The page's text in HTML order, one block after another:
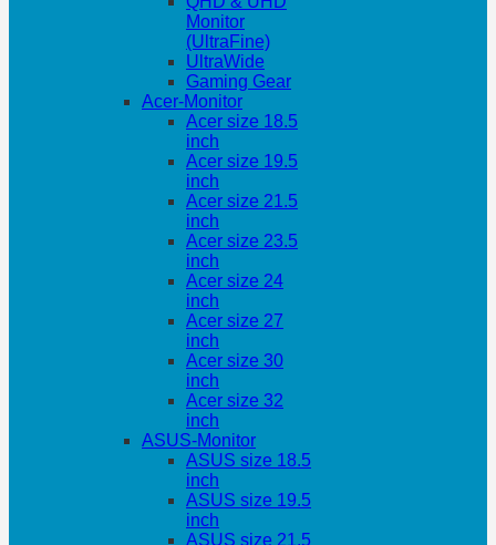
Monitor
(UltraFine)
UltraWide
Gaming Gear
Acer-Monitor
Acer size 18.5
inch
Acer size 19.5
inch
Acer size 21.5
inch
Acer size 23.5
inch
Acer size 24
inch
Acer size 27
inch
Acer size 30
inch
Acer size 32
inch
ASUS-Monitor
ASUS size 18.5
inch
ASUS size 19.5
inch
ASUS size 21.5